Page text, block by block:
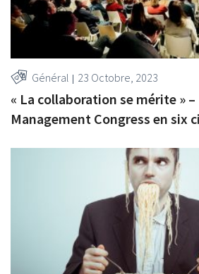
Général 23 Octobre, 2023
« La collaboration se mérite »
Management Congress en six